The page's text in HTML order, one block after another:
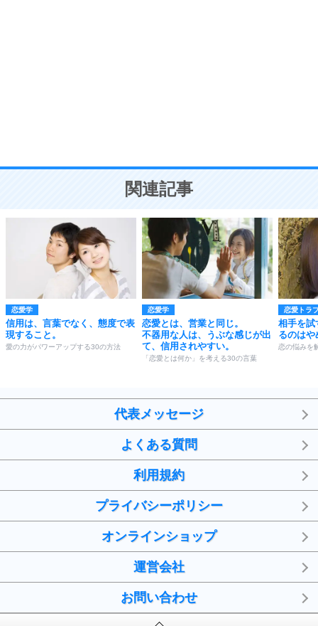
ことが大切。
関連記事
恋愛学
信用は、言葉でなく、態度で表
現すること。
愛の力がパワーアップする30の方法
恋愛学
恋愛とは、営業と同じ。
不器用な人は、うぶな感じが出
て、信用されやすい。
「恋愛とは何か」を考える30の言葉
恋愛トラ
相手を試
るのはや
恋の悩みを
代表メッセージ
よくある質問
利用規約
プライバシーポリシー
オンラインショップ
運営会社
お問い合わせ